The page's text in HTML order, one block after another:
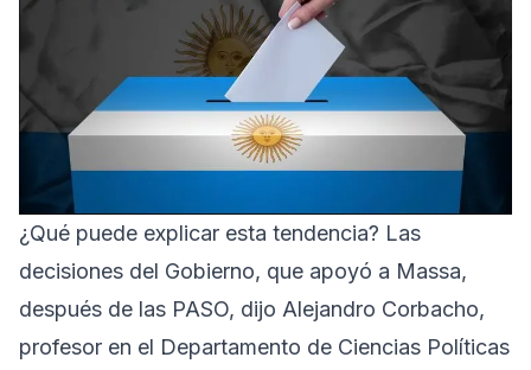
¿Qué puede explicar esta tendencia? Las
decisiones del Gobierno, que apoyó a Massa,
después de las PASO, dijo Alejandro Corbacho,
profesor en el Departamento de Ciencias Políticas